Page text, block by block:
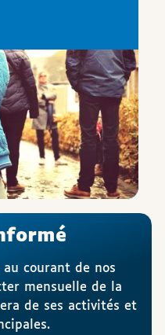
courant de nos
mensuelle de la
de ses activités et